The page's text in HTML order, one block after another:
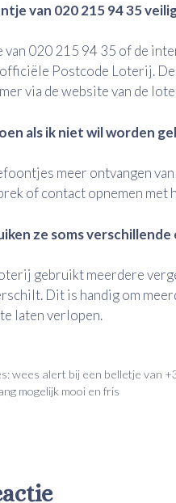
van 020 215 94 35
van 020 215 94 35 of de
officiële Postcode Loterij.
via de website van de
als ik niet wil worden
meer ontvangen
of contact opnemen met
ze soms
gebruikt meerdere
Dit is handig om
laten verlopen.
wees alert bij een belletje van
mogelijk mooi en fris